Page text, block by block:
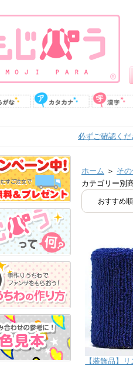
必ずご確認く
ホーム ＞ そ
カテゴリー別
おすすめ順
【装飾品】